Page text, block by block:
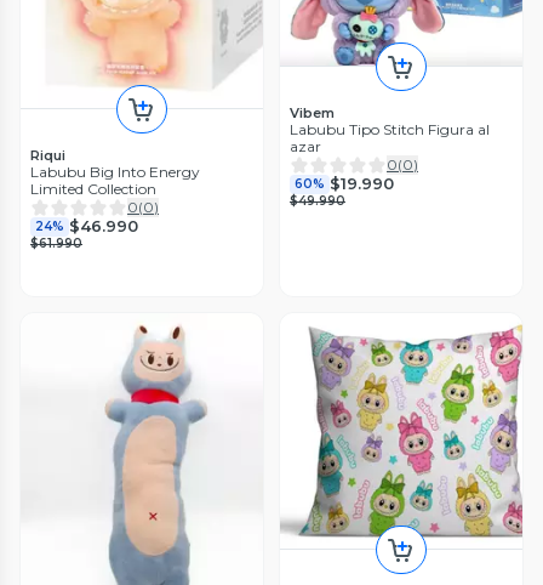
Riqui
Labubu Big Into Energy
Limited Collection
0(0)
24% $46.990
$61.990
Vibem
Labubu Tipo Stitch Figura al
azar
0(0)
60% $19.990
$49.990